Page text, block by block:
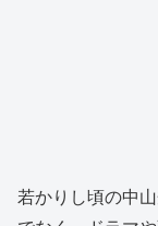
若かりし頃の中